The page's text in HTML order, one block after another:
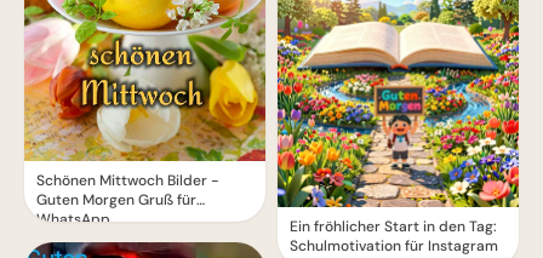
Schönen Mittwoch Bilder -
Guten Morgen Gruß für
WhatsApp
Ein fröhlicher Start in den Tag:
Schulmotivation für Instagram